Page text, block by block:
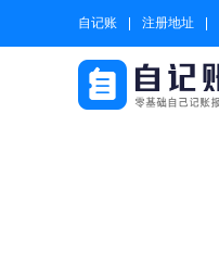
自记账 注册地址